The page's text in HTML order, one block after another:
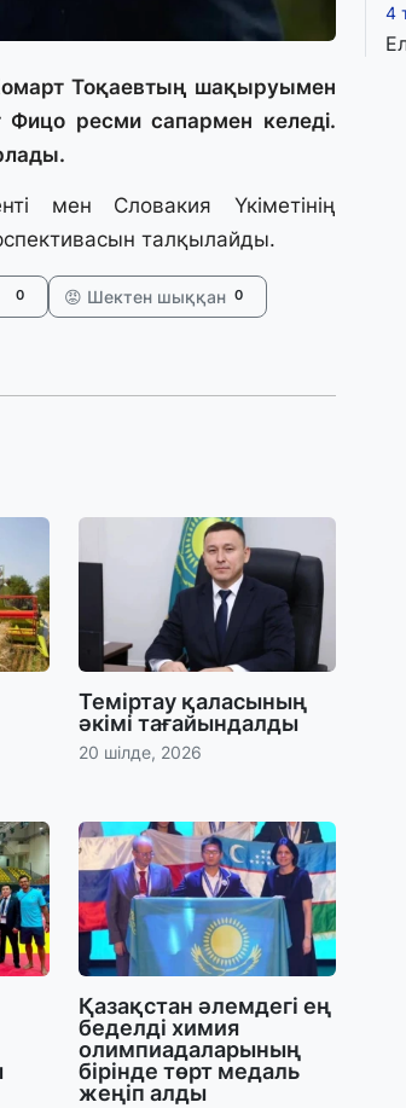
Тоқаевтың шақыруымен
Фицо ресми сапармен келеді.
мен Словакия Үкіметінің
талқылайды.
0 😡 Шектен шыққан 0
Теміртау қаласының
әкімі тағайындалды
20 шілде, 2026
Қазақстан әлемдегі ең
беделді химия
олимпиадаларының
бірінде төрт медаль
жеңіп алды
4